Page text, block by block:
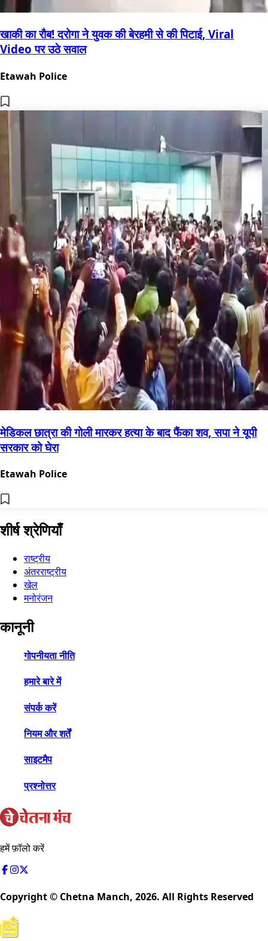
खाकी का रौब! दरोगा ने युवक की बेरहमी से की पिटाई, Viral
Video पर उठे सवाल
Etawah Police
मेडिकल छात्रा की गोली मारकर हत्या के बाद फैंका शव, सपा ने यूपी
सरकार को घेरा
Etawah Police
शीर्ष श्रेणियाँ
राष्ट्रीय
अंतरराष्ट्रीय
खेल
मनोरंजन
कानूनी
गोपनीयता नीति
हमारे बारे में
संपर्क करें
नियम और शर्तें
साइटमैप
प्रश्नोत्तर
हमें फ़ॉलो करें
Copyright © Chetna Manch, 2026. All Rights Reserved